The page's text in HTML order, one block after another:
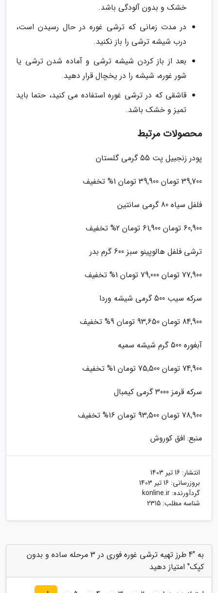
خشک و بدون آلودگی باشد.
در مدت زمانی که ترشی غوره در حال رسیدن است،
درب شیشه ترشی را باز نکنید.
بعد از باز کردن شیشه ترشی و آماده شدن ترشی یا
شور غوره، شیشه را در یخچال قرار دهید.
قاشقی که در ترشی غوره استفاده می کنید، حتما باید
تمیز و خشک باشد.
محصولات مرتبط
پودر زنجبیل پت 55 گرمی گلستان
39,700 تومان 39,900 تومان 1% تخفیف
فلفل سیاه 80 گرمی سانتین
60,900 تومان 61,900 تومان 2% تخفیف
ترشی فلفل هالوپینو سبز 600 گرم بدر
77,900 تومان 79,000 تومان 1% تخفیف
سرکه سیب 500 گرمی شیشه وردا
84,900 تومان 93,650 تومان 9% تخفیف
آبغوره 500 گرم شیشه سمیه
74,900 تومان 75,500 تومان 1% تخفیف
سرکه قرمز 3000 گرمی کیمبال
78,900 تومان 93,500 تومان 16% تخفیف
منبع: افق کوروش
انتشار: 16 تیر 1403
بروزرسانی: 16 تیر 1403
گردآورنده: konline.ir
شناسه مطلب: 2315
به "4 طرز تهیه ترشی غوره فوری در 3 مرحله ساده و بدون
کپک" امتیاز دهید